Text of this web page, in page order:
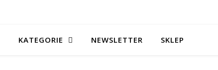
KATEGORIE NEWSLETTER SKLEP